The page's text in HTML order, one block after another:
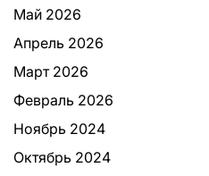
Май 2026
Апрель 2026
Март 2026
Февраль 2026
Ноябрь 2024
Октябрь 2024